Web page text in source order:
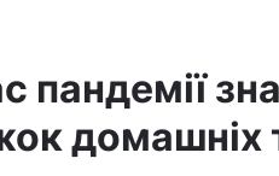
пандемії
домашніх